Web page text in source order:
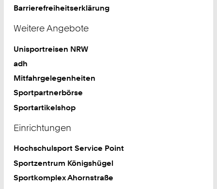
Barrierefreiheitserklärung
Weitere Angebote
Unisportreisen NRW
adh
Mitfahrgelegenheiten
Sportpartnerbörse
Sportartikelshop
Einrichtungen
Hochschulsport Service Point
Sportzentrum Königshügel
Sportkomplex Ahornstraße